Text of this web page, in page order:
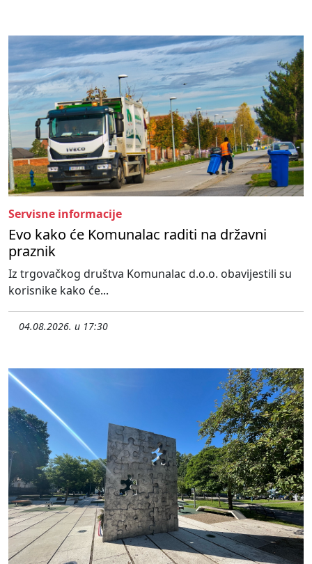
Servisne informacije
Evo kako će Komunalac raditi na državni
praznik
Iz trgovačkog društva Komunalac d.o.o. obavijestili su
korisnike kako će...
04.08.2026. u 17:30